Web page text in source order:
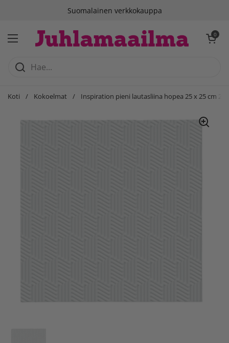
Suomalainen verkkokauppa
Avaa valikko
Avaa 0
Koti / Kokoelmat / Inspiration pieni lautasliina hopea 25 x 25 cm